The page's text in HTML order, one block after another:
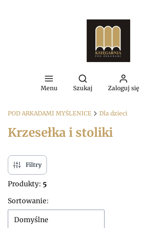
Menu
Otwórz wyszukiwarkę
Szukaj Zaloguj się
POD ARKADAMI MYŚLENICE Dla dzieci
Krzesełka i stoliki
Filtry
Produkty: 5
Lista produktów
Sortowanie:
Domyślne